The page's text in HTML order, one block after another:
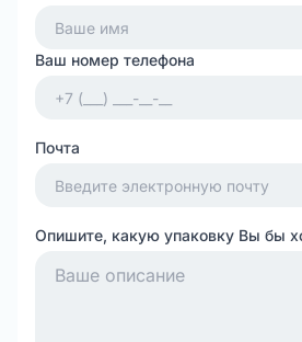
Ваш номер телефона
Почта
Опишите, какую упаковку Вы бы